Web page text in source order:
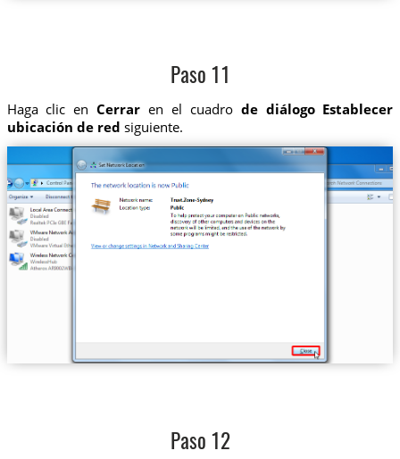
Paso 11
Haga clic enCerrar en el cuadro de diálogo Establecer
ubicación de red siguiente.
Paso 12